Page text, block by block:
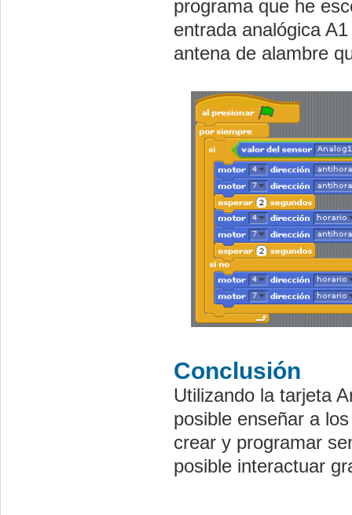
programa que he
entrada analógica
antena de alambre
Conclusión
Utilizando la tarjeta
posible enseñar a
crear y programar
posible interactuar